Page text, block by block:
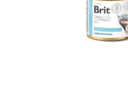
KRÁLÍCI/HLODAVCI/PTÁCI